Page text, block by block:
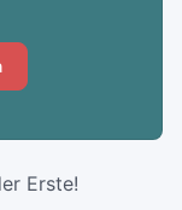
Erste!